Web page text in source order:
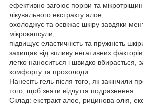
ефективно загоює порізи та
лікувального екстракту алое;
охолоджує та освіжає шкіру завдяки
мікрокапсули;
підвищує еластичність та пружність
захищає від впливу негативних
легко наноситься і швидко вбирається,
комфорту та прохолоди.
Нанесіть гель після того, як закінчили
того, щоб зняти відчуття подразнення.
Склад: екстракт алое, рицинова олія,